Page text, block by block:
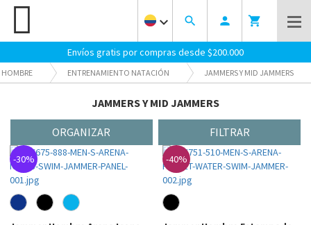
keyboard_arrow_down search person shopping_cart
Envíos gratis por compras desde $200.000
HOMBRE ENTRENAMIENTO NATACIÓN
JAMMERS Y MID JAMMERS
JAMMERS Y MID JAMMERS
FILTRAR
ORGANIZAR
-30% -40%